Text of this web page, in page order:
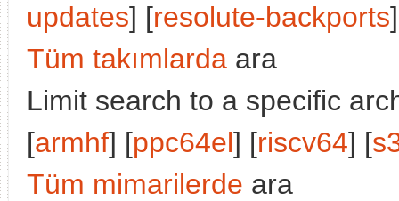
updates] [resolute-backports
Tüm takımlarda ara
Limit search to a specific
[armhf] [ppc64el] [riscv64] [
Tüm mimarilerde ara